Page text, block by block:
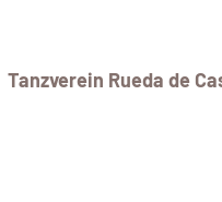
Tanzverein Rueda de